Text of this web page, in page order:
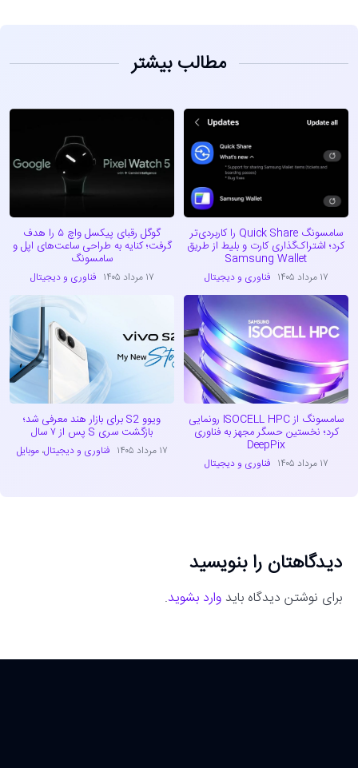
مطالب بیشتر
سامسونگ Quick Share را کاربردی‌تر
کرد؛ اشتراک‌گذاری کارت و بلیط از طریق
Samsung Wallet
۱۷ مرداد ۱۴۰۵ فناوری و دیجیتال
گوگل رقبای پیکسل واچ ۵ را هدف
گرفت؛ کنایه به طراحی ساعت‌های اپل و
سامسونگ
۱۷ مرداد ۱۴۰۵ فناوری و دیجیتال
سامسونگ از ISOCELL HPC رونمایی
کرد؛ نخستین حسگر مجهز به فناوری
DeepPix
۱۷ مرداد ۱۴۰۵ فناوری و دیجیتال
ویوو S2 برای بازار هند معرفی شد؛
بازگشت سری S پس از ۷ سال
۱۷ مرداد ۱۴۰۵ فناوری و دیجیتال،موبایل
دیدگاهتان را بنویسید
برای نوشتن دیدگاه باید وارد بشوید.